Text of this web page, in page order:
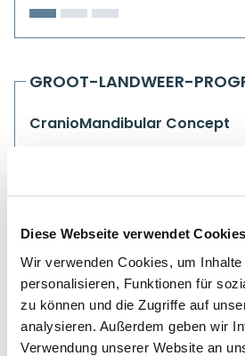
Diese Webseite verwendet Cookies
Wir verwenden Cookies, um
personalisieren, Funktionen für
zu können und die Zugriffe auf
analysieren. Außerdem geben wir
Verwendung unserer Website an
GROOT-LANDWEER-
CranioMandibular Concept